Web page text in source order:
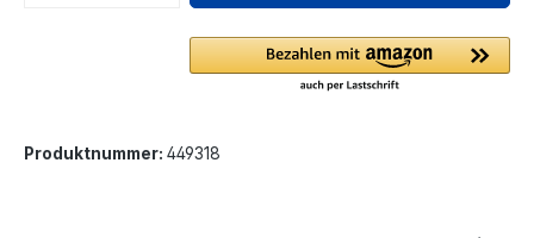
Produktnummer: 449318